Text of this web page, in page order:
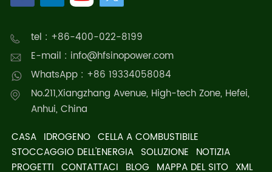
tel : +86-400-022-8199
E-mail : info@hfsinopower.com
WhatsApp : +86 19334058084
No.211,Xiangzhang Avenue, High-tech Zone, Hefei,
Anhui, China
CASA IDROGENO CELLA A COMBUSTIBILE
STOCCAGGIO DELL'ENERGIA SOLUZIONE NOTIZIA
PROGETTI CONTATTACI BLOG MAPPA DEL SITO XML